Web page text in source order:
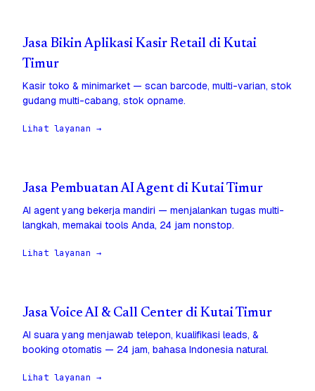
Jasa Bikin Aplikasi Kasir Retail di Kutai
Timur
Kasir toko & minimarket — scan barcode, multi-varian, stok
gudang multi-cabang, stok opname.
Lihat layanan →
Jasa Pembuatan AI Agent di Kutai Timur
AI agent yang bekerja mandiri — menjalankan tugas multi-
langkah, memakai tools Anda, 24 jam nonstop.
Lihat layanan →
Jasa Voice AI & Call Center di Kutai Timur
AI suara yang menjawab telepon, kualifikasi leads, &
booking otomatis — 24 jam, bahasa Indonesia natural.
Lihat layanan →